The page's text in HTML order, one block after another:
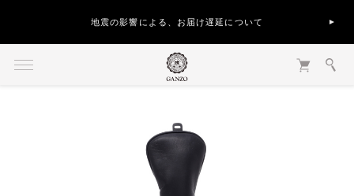
地震の影響による、お届け遅延について